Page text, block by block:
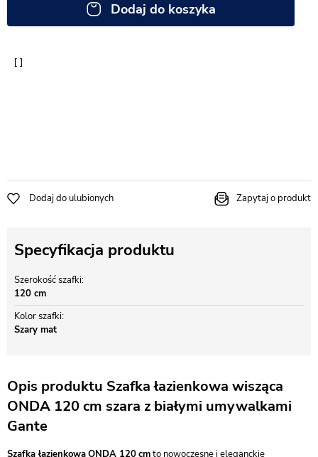
Dodaj do koszyka
Dodaj do ulubionych Zapytaj o produkt
Specyfikacja produktu
Szerokość szafki
120 cm
Kolor szafki
Szary mat
Opis produktu Szafka łazienkowa wisząca
ONDA 120 cm szara z białymi umywalkami
Gante
Szafka łazienkowaONDA 120cmto nowoczesne i eleganckie